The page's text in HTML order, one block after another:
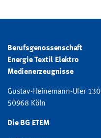
Berufsgenossenschaft
Energie Textil Elektro
Medienerzeugnisse
Gustav-Heinemann-Ufer 130
50968 Köln
Die BG ETEM